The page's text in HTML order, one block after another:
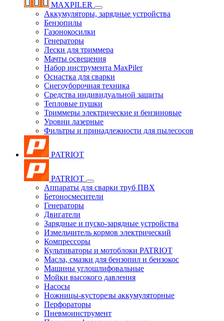
MAXPILER
Аккумуляторы, зарядные устройства
Бензопилы
Газонокосилки
Генераторы
Лески для триммера
Мачты освещения
Набор инструмента MaxPiler
Оснастка для сварки
Снегоуборочная техника
Средства индивидуальной защиты
Тепловые пушки
Триммеры электрические и бензиновые
Уровни лазерные
Фильтры и принадлежности для пылесосов
PATRIOT
PATRIOT
Аппараты для сварки труб ПВХ
Бетоносмесители
Генераторы
Двигатели
Зарядные и пуско-зарядные устройства
Измельчитель кормов электрический
Компрессоры
Культиваторы и мотоблоки PATRIOT
Масла, смазки для бензопил и бензокос
Машины углошлифовальные
Мойки высокого давления
Насосы
Ножницы-кусторезы аккумуляторные
Перфораторы
Пневмоинструмент